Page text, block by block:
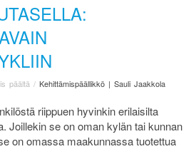
päältä / Kehittämispäällikkö | Sauli Jaakkola
riippuen hyvinkin erilaisilta
Joillekin se on oman kylän tai kunnan
on omassa maakunnassa tuotettua